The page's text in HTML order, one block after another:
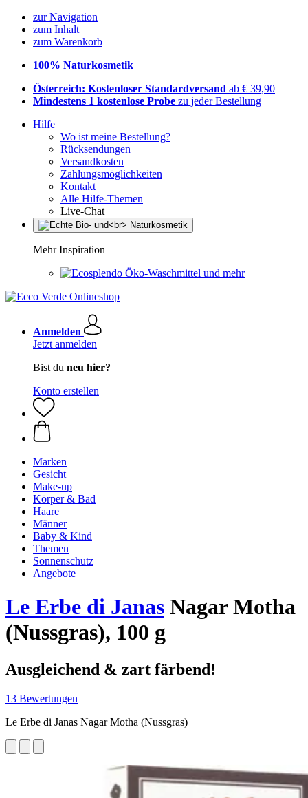
zur Navigation
zum Inhalt
zum Warenkorb
100% Naturkosmetik
Österreich: Kostenloser Standardversand ab € 39,90
Mindestens 1 kostenlose Probe zu jeder Bestellung
Hilfe
Wo ist meine Bestellung?
Rücksendungen
Versandkosten
Zahlungsmöglichkeiten
Kontakt
Alle Hilfe-Themen
Live-Chat
Mehr Inspiration
Öko-Waschmittel und mehr
Anmelden
Jetzt anmelden
Bist du neu hier?
Konto erstellen
Marken
Gesicht
Make-up
Körper & Bad
Haare
Männer
Baby & Kind
Themen
Sonnenschutz
Angebote
Le Erbe di Janas Nagar Motha
(Nussgras), 100 g
Ausgleichend & zart färbend!
13 Bewertungen
Le Erbe di Janas Nagar Motha (Nussgras)